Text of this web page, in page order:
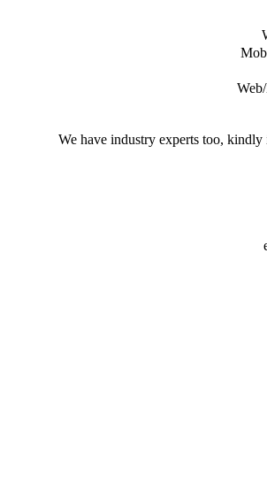
We have industry experts too,